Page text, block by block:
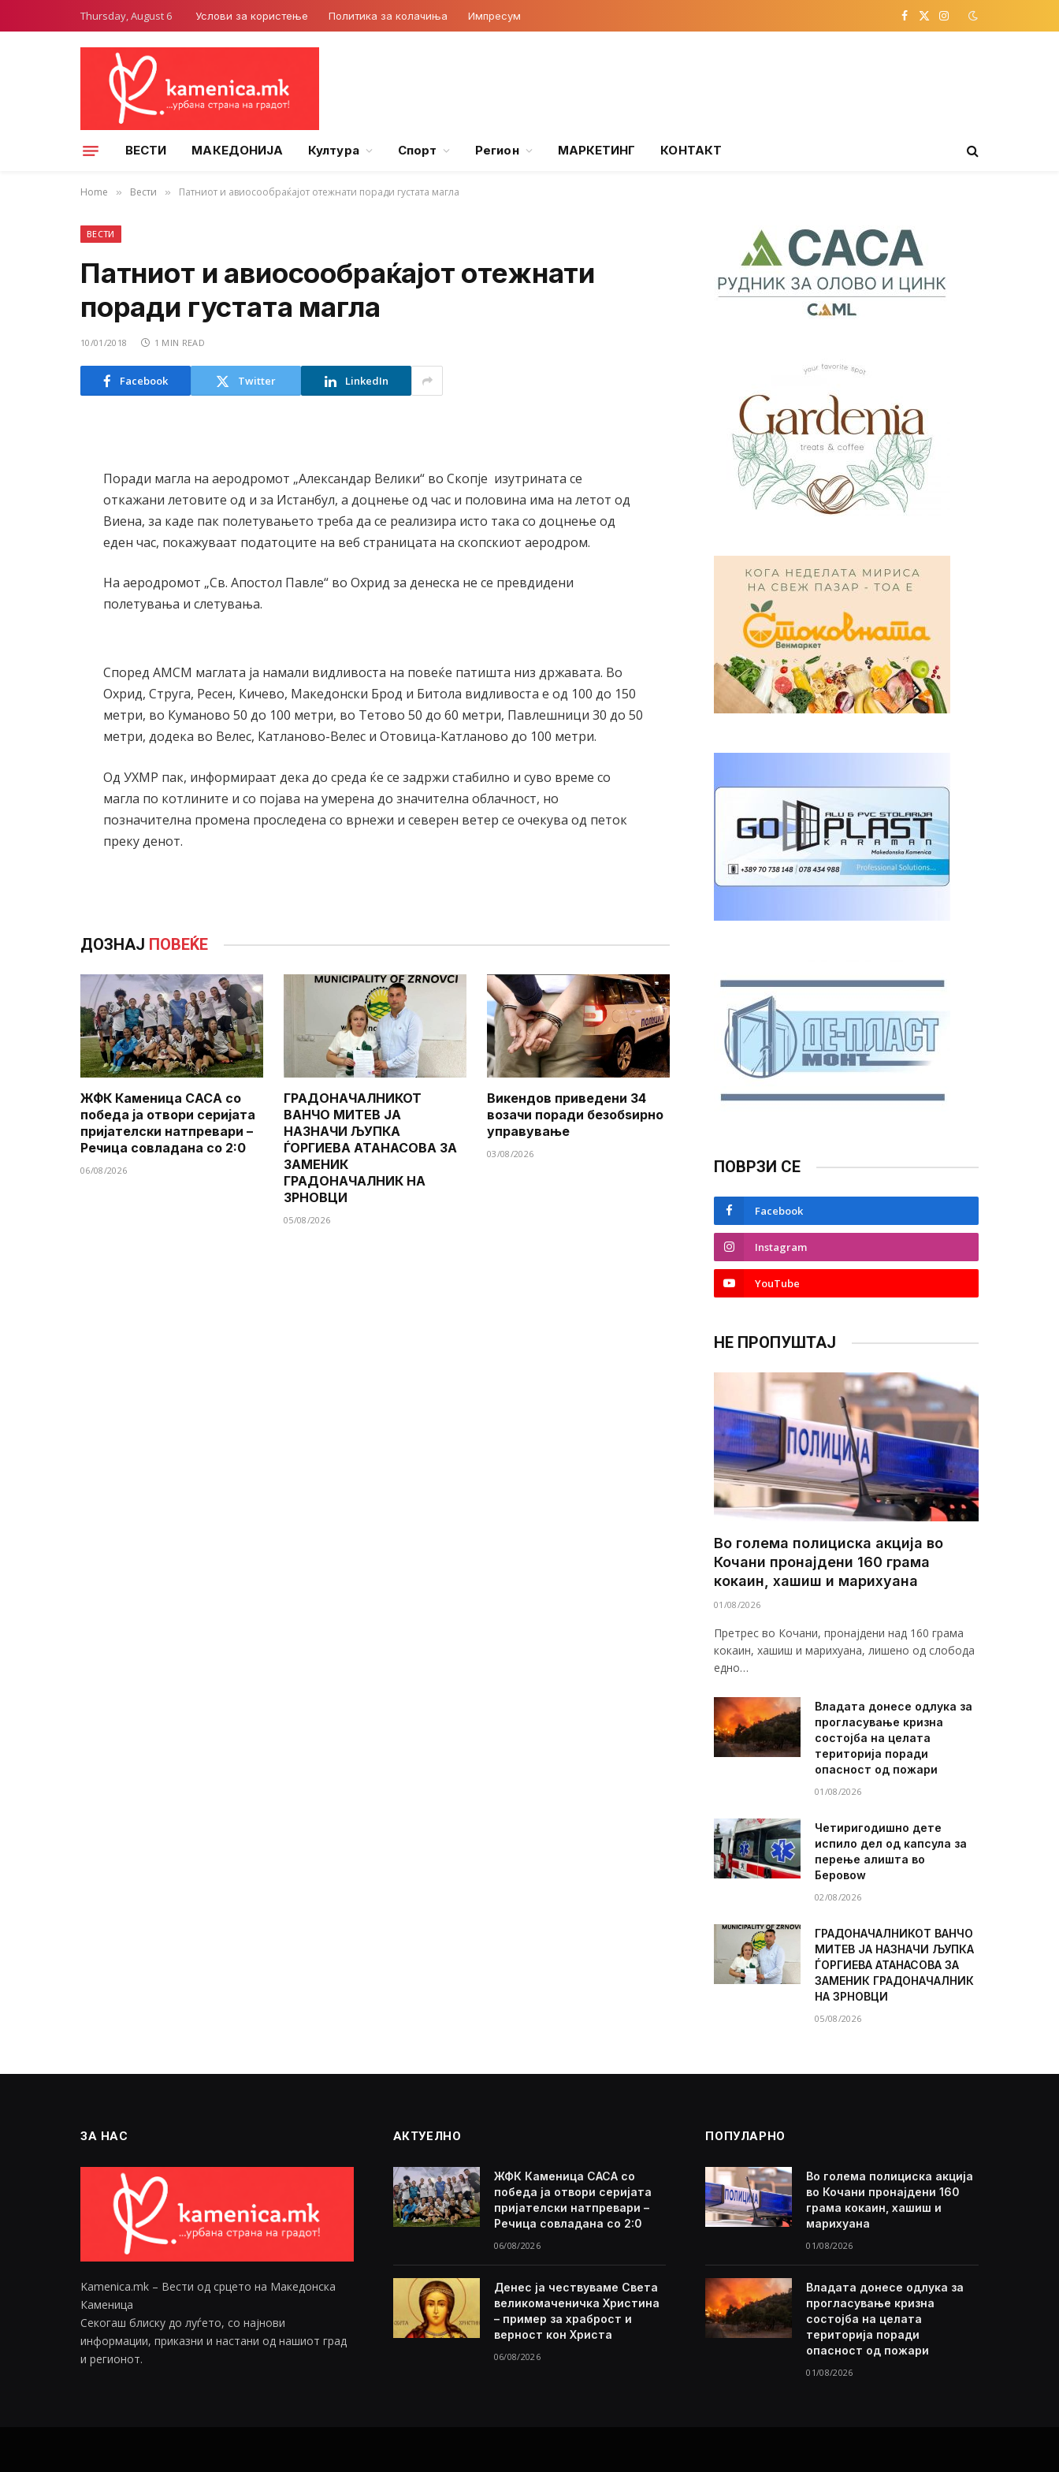
Thursday, August 6 Услови за користење Политика за колачиња Импресум Facebook
X
Instagram
ВЕСТИ МАКЕДОНИЈА Култура Спорт Регион МАРКЕТИНГ КОНТАКТ
Home » Вести » Патниот и авиосообраќајот отежнати поради густата магла
ВЕСТИ
Патниот и авиосообраќајот отежнати
поради густата магла
10/01/2018 1 MIN READ
Facebook Twitter LinkedIn
Поради магла на аеродромот „Александар Велики“ во Скопје изутрината се
откажани летовите од и за Истанбул, а доцнење од час и половина има на летот од
Виена, за каде пак полетувањето треба да се реализира исто така со доцнење од
еден час, покажуваат податоците на веб страницата на скопскиот аеродром.
На аеродромот „Св. Апостол Павле“ во Охрид за денеска не се превдидени
полетувања и слетувања.
Според АМСМ маглата ја намали видливоста на повеќе патишта низ државата. Во
Охрид, Струга, Ресен, Кичево, Македонски Брод и Битола видливоста е од 100 до 150
метри, во Куманово 50 до 100 метри, во Тетово 50 до 60 метри, Павлешници 30 до 50
метри, додека во Велес, Катланово-Велес и Отовица-Катланово до 100 метри.
Од УХМР пак, информираат дека до среда ќе се задржи стабилно и суво време со
магла по котлините и со појава на умерена до значителна облачност, но
позначителна промена проследена со врнежи и северен ветер се очекува од петок
преку денот.
ДОЗНАЈ ПОВЕЌЕ
ЖФК Каменица САСА со
победа ја отвори серијата
пријателски натпревари –
Речица совладана со 2:0
06/08/2026
ГРАДОНАЧАЛНИКОТ
ВАНЧО МИТЕВ ЈА
НАЗНАЧИ ЉУПКА
ЃОРГИЕВА АТАНАСОВА ЗА
ЗАМЕНИК
ГРАДОНАЧАЛНИК НА
ЗРНОВЦИ
05/08/2026
Викендов приведени 34
возачи поради безобѕирно
управување
03/08/2026
ПОВРЗИ СЕ
Facebook
Instagram
YouTube
НЕ ПРОПУШТАЈ
Во голема полициска акција во
Кочани пронајдени 160 грама
кокаин, хашиш и марихуана
01/08/2026
Претрес во Кочани, пронајдени над 160 грама
кокаин, хашиш и марихуана, лишено од слобода
едно…
Владата донесе одлука за
прогласување кризна
состојба на целата
територија поради
опасност од пожари
01/08/2026
Четиригодишно дете
испило дел од капсула за
перење алишта во
Беровоw
02/08/2026
ГРАДОНАЧАЛНИКОТ ВАНЧО
МИТЕВ ЈА НАЗНАЧИ ЉУПКА
ЃОРГИЕВА АТАНАСОВА ЗА
ЗАМЕНИК ГРАДОНАЧАЛНИК
НА ЗРНОВЦИ
05/08/2026
ЗА НАС
Kamenica.mk – Вести од срцето на Македонска
Каменица
Секогаш блиску до луѓето, со најнови
информации, приказни и настани од нашиот град
и регионот.
АКТУЕЛНО
ЖФК Каменица САСА со
победа ја отвори серијата
пријателски натпревари –
Речица совладана со 2:0
06/08/2026
Денес ја чествуваме Света
великомаченичка Христина
– пример за храброст и
верност кон Христа
06/08/2026
ПОПУЛАРНО
Во голема полициска акција
во Кочани пронајдени 160
грама кокаин, хашиш и
марихуана
01/08/2026
Владата донесе одлука за
прогласување кризна
состојба на целата
територија поради
опасност од пожари
01/08/2026